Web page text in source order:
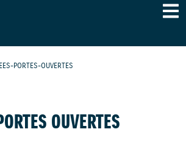
PORTES-OUVERTES
OUVERTES